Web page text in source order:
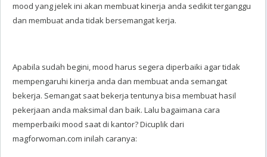
mood yang jelek ini akan membuat kinerja anda sedikit terganggu
dan membuat anda tidak bersemangat kerja.
Apabila sudah begini, mood harus segera diperbaiki agar tidak
mempengaruhi kinerja anda dan membuat anda semangat
bekerja. Semangat saat bekerja tentunya bisa membuat hasil
pekerjaan anda maksimal dan baik. Lalu bagaimana cara
memperbaiki mood saat di kantor? Dicuplik dari
magforwoman.com inilah caranya: